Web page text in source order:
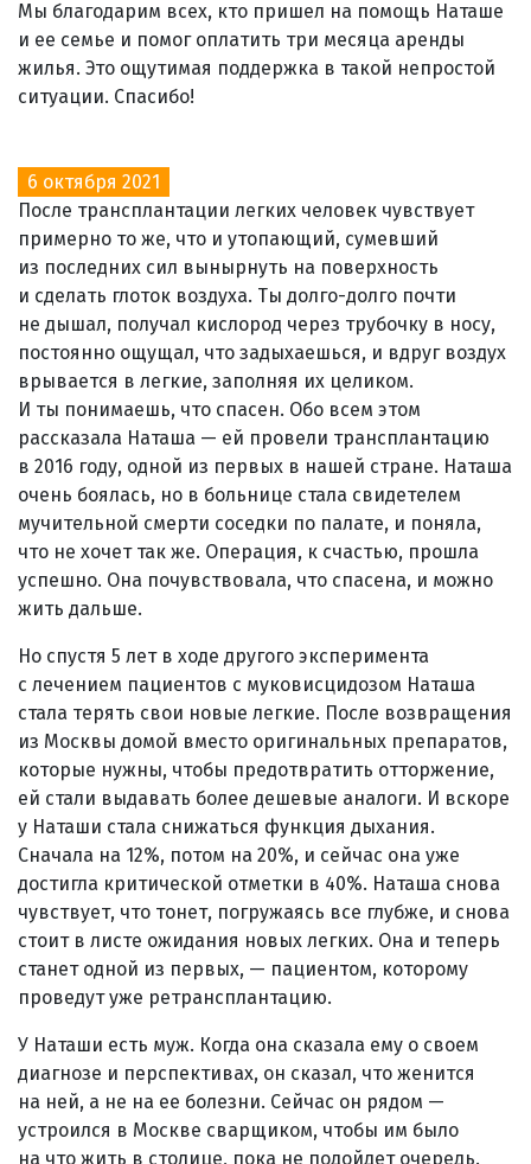
Мы благодарим всех, кто пришел на помощь Наташе
и ее семье и помог оплатить три месяца аренды
жилья. Это ощутимая поддержка в такой непростой
ситуации. Спасибо!
6 октября 2021
После трансплантации легких человек чувствует
примерно то же, что и утопающий, сумевший
из последних сил вынырнуть на поверхность
и сделать глоток воздуха. Ты долго-долго почти
не дышал, получал кислород через трубочку в носу,
постоянно ощущал, что задыхаешься, и вдруг воздух
врывается в легкие, заполняя их целиком.
И ты понимаешь, что спасен. Обо всем этом
рассказала Наташа — ей провели трансплантацию
в 2016 году, одной из первых в нашей стране. Наташа
очень боялась, но в больнице стала свидетелем
мучительной смерти соседки по палате, и поняла,
что не хочет так же. Операция, к счастью, прошла
успешно. Она почувствовала, что спасена, и можно
жить дальше.
Но спустя 5 лет в ходе другого эксперимента
с лечением пациентов с муковисцидозом Наташа
стала терять свои новые легкие. После возвращения
из Москвы домой вместо оригинальных препаратов,
которые нужны, чтобы предотвратить отторжение,
ей стали выдавать более дешевые аналоги. И вскоре
у Наташи стала снижаться функция дыхания.
Сначала на 12%, потом на 20%, и сейчас она уже
достигла критической отметки в 40%. Наташа снова
чувствует, что тонет, погружаясь все глубже, и снова
стоит в листе ожидания новых легких. Она и теперь
станет одной из первых, — пациентом, которому
проведут уже ретрансплантацию.
У Наташи есть муж. Когда она сказала ему о своем
диагнозе и перспективах, он сказал, что женится
на ней, а не на ее болезни. Сейчас он рядом —
устроился в Москве сварщиком, чтобы им было
на что жить в столице, пока не подойдет очередь.